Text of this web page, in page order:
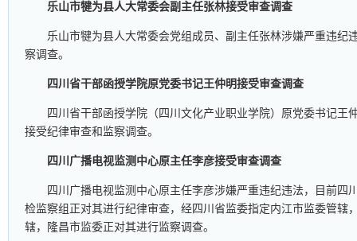
乐山市犍为县人大常委会副主任张林接受审查调查
乐山市犍为县人大常委会党组成员、副主任张林涉嫌严重违纪
察调查。
四川省干部函授学院原党委书记王仲明接受审查调查
四川省干部函授学院（四川文化产业职业学院）原党委书记王
接受纪律审查和监察调查。
四川广播电视监测中心原主任李彦接受审查调查
四川广播电视监测中心原主任李彦涉嫌严重违纪违法，目前四
检监察组正对其进行纪律审查，经四川省监委指定内江市监委管辖
辖，隆昌市监委正对其进行监察调查。